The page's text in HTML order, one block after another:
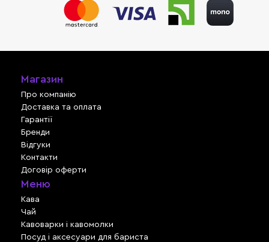
Магазин
Про компанію
Доставка та оплата
Гарантії
Бренди
Відгуки
Контакти
Договір оферти
Меню
Кава
Чай
Кавоварки і кавомолки
Посуд і аксесуари для бариста